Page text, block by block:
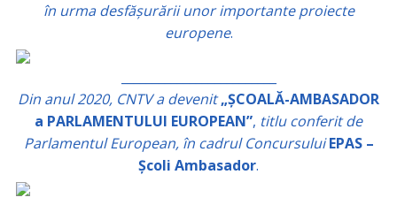
în urma desfășurării unor importante proiecte
europene.
Din anul 2020, CNTV a devenit „ȘCOALĂ-AMBASADOR
a PARLAMENTULUI EUROPEAN”, titlu conferit de
Parlamentul European, în cadrul Concursului EPAS –
Școli Ambasador.